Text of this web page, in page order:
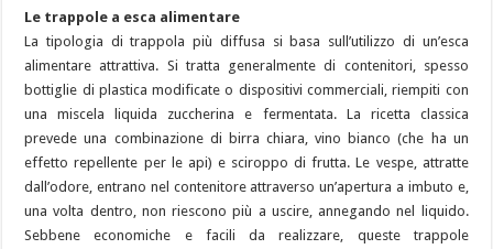
Le trappole a esca alimentare
La tipologia di trappola più diffusa si basa sull’utilizzo di un’esca
alimentare attrattiva. Si tratta generalmente di contenitori, spesso
bottiglie di plastica modificate o dispositivi commerciali, riempiti con
una miscela liquida zuccherina e fermentata. La ricetta classica
prevede una combinazione di birra chiara, vino bianco (che ha un
effetto repellente per le api) e sciroppo di frutta. Le vespe, attratte
dall’odore, entrano nel contenitore attraverso un’apertura a imbuto e,
una volta dentro, non riescono più a uscire, annegando nel liquido.
Sebbene economiche e facili da realizzare, queste trappole